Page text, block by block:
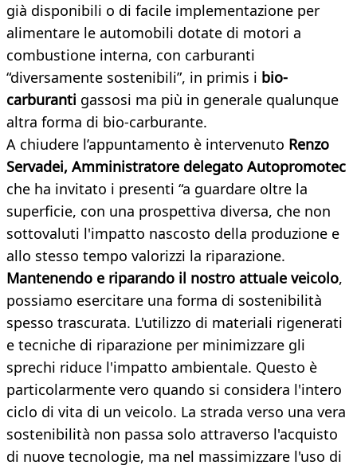
già disponibili o di facile implementazione per
alimentare le automobili dotate di motori a
combustione interna, con carburanti
“diversamente sostenibili”, in primis i bio-
carburanti gassosi ma più in generale qualunque
altra forma di bio-carburante.
A chiudere l’appuntamento è intervenuto Renzo
Servadei, Amministratore delegato Autopromotec
che ha invitato i presenti “a guardare oltre la
superficie, con una prospettiva diversa, che non
sottovaluti l'impatto nascosto della produzione e
allo stesso tempo valorizzi la riparazione.
Mantenendo e riparando il nostro attuale veicolo,
possiamo esercitare una forma di sostenibilità
spesso trascurata. L'utilizzo di materiali rigenerati
e tecniche di riparazione per minimizzare gli
sprechi riduce l'impatto ambientale. Questo è
particolarmente vero quando si considera l'intero
ciclo di vita di un veicolo. La strada verso una vera
sostenibilità non passa solo attraverso l'acquisto
di nuove tecnologie, ma nel massimizzare l'uso di